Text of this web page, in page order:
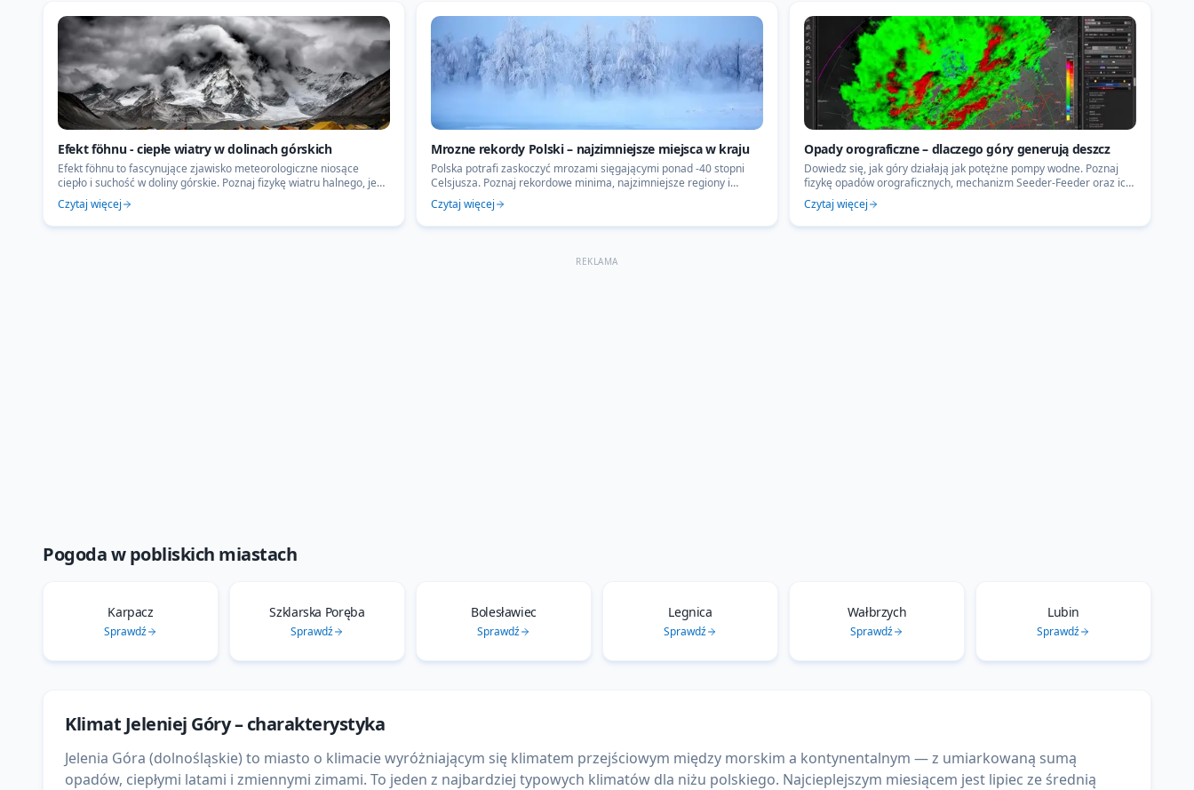
Efekt föhnu - ciepłe wiatry w dolinach górskich
Efekt föhnu to fascynujące zjawisko meteorologiczne niosące
ciepło i suchość w doliny górskie. Poznaj fizykę wiatru halnego, jego
wpływ na zdrowie oraz rekordy prędkości w Polsce.
Czytaj więcej
Mrozne rekordy Polski – najzimniejsze miejsca w kraju
Polska potrafi zaskoczyć mrozami sięgającymi ponad -40 stopni
Celsjusza. Poznaj rekordowe minima, najzimniejsze regiony i
fizyczne mechanizmy stojące za falami zimna.
Czytaj więcej
Opady orograficzne – dlaczego góry generują deszcz
Dowiedz się, jak góry działają jak potężne pompy wodne. Poznaj
fizykę opadów orograficznych, mechanizm Seeder-Feeder oraz ich
wpływ na rekordowe powodzie w Polsce.
Czytaj więcej
REKLAMA
Pogoda w pobliskich miastach
Karpacz
Sprawdź
Szklarska Poręba
Sprawdź
Bolesławiec
Sprawdź
Legnica
Sprawdź
Wałbrzych
Sprawdź
Lubin
Sprawdź
Klimat Jeleniej Góry– charakterystyka
Jelenia Góra (dolnośląskie) to miasto o klimacie wyróżniającym się klimatem przejściowym między morskim a kontynentalnym — z umiarkowaną sumą
opadów, ciepłymi latami i zmiennymi zimami. To jeden z najbardziej typowych klimatów dla niżu polskiego. Najcieplejszym miesiącem jest lipiec ze średnią